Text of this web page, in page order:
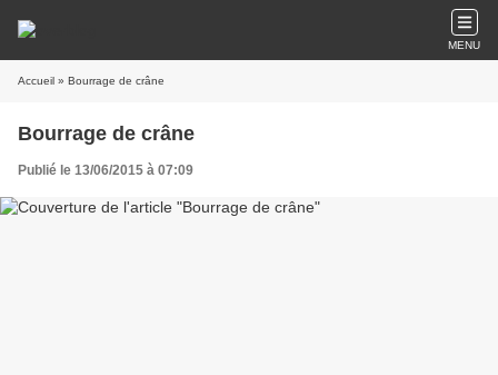
MENU
Accueil » Bourrage de crâne
Bourrage de crâne
Publié le 13/06/2015 à 07:09